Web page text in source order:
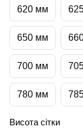
620 мм
650 мм
700 мм
780 мм
Висота сітки